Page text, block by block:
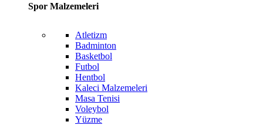
Spor Malzemeleri
Atletizm
Badminton
Basketbol
Futbol
Hentbol
Kaleci Malzemeleri
Masa Tenisi
Voleybol
Yüzme